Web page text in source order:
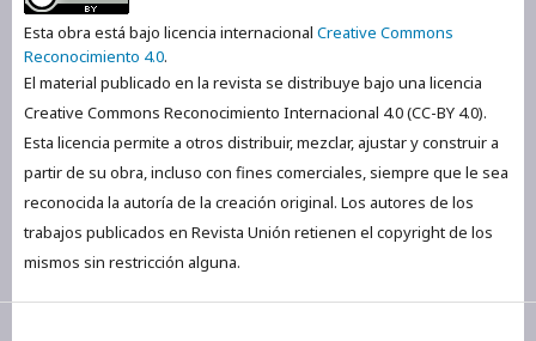
Esta obra está bajo licencia internacional Creative Commons
Reconocimiento 4.0.
El material publicado en la revista se distribuye bajo una licencia
Creative Commons Reconocimiento Internacional 4.0 (CC-BY 4.0).
Esta licencia permite a otros distribuir, mezclar, ajustar y construir a
partir de su obra, incluso con fines comerciales, siempre que le sea
reconocida la autoría de la creación original. Los autores de los
trabajos publicados en Revista Unión retienen el copyright de los
mismos sin restricción alguna.